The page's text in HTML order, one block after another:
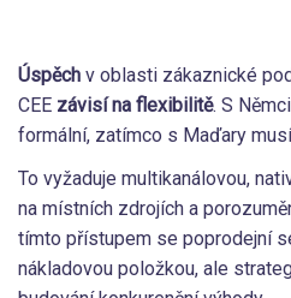
Úspěch v oblasti zákaznické
CEE závisí na flexibilitě. S
formální, zatímco s Maďary
To vyžaduje multikanálovou,
na místních zdrojích a
tímto přístupem se poprodejní
nákladovou položkou, ale